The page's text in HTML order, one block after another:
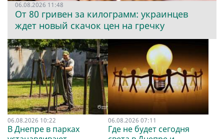
06.08.2026 11:48
От 80 гривен за килограмм: украинцев
ждет новый скачок цен на гречку
06.08.2026 10:22
В Днепре в парках
06.08.2026 07:11
Где не будет сегодня